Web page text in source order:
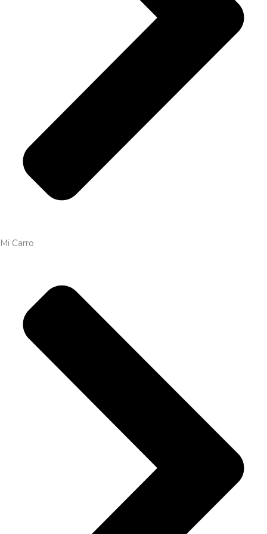
Mi Carro